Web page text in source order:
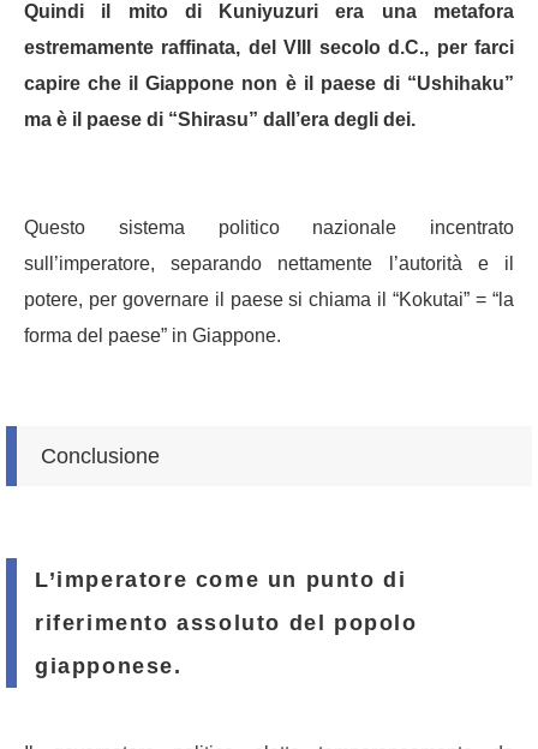
Quindi il mito di Kuniyuzuri era una metafora
estremamente raffinata, del VIII secolo d.C., per farci
capire che il Giappone non è il paese di “Ushihaku”
ma è il paese di “Shirasu” dall’era degli dei.
Questo sistema politico nazionale incentrato
sull’imperatore, separando nettamente l’autorità e il
potere, per governare il paese si chiama il “Kokutai” = “la
forma del paese” in Giappone.
Conclusione
L’imperatore come un punto di
riferimento assoluto del popolo
giapponese.